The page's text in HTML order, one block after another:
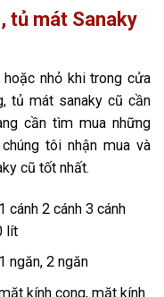
tủ mát Sanaky
hoặc nhỏ khi trong cửa
tủ mát sanaky cũ cần
cần tìm mua những
tôi nhận mua và
cũ tốt nhất.
cánh 2 cánh 3 cánh
lít
ngăn, 2 ngăn
kính cong, mặt kính